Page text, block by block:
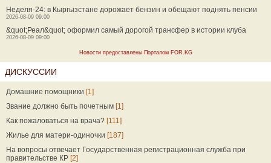
Неделя-24: в Кыргызстане дорожает бензин и обещают поднять пенсии
2026-08-09 09:00
&quot;Реал&quot; оформил самый дорогой трансфер в истории клуба
2026-08-09 09:00
Новости предоставлены Порталом FOR.KG
ДИСКУССИИ
Домашние помощники [1]
Звание должно быть почетным [1]
Как пожаловаться на врача? [111]
Жилье для матери-одиночки [187]
На вопросы отвечает Государственная регистрационная служба при
правительстве КР [2]